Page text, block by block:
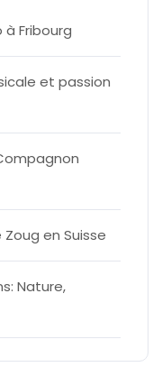
Fribourg
et passion
en Suisse
Nature,